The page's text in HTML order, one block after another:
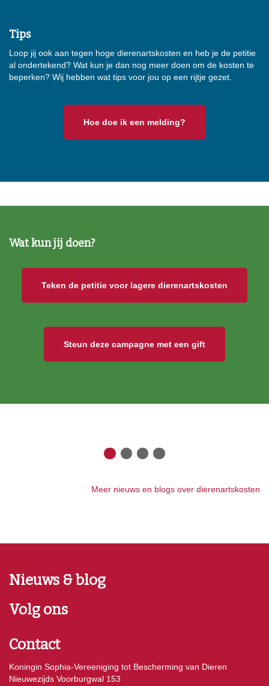
Tips
Loop jij ook aan tegen hoge dierenartskosten en heb je de petitie
al ondertekend? Wat kun je dan nog meer doen om de kosten te
beperken? Wij hebben wat tips voor jou op een rijtje gezet.
Hoe doe ik een melding?
Wat kun jij doen?
Teken de petitie voor lagere dierenartskosten
Steun deze campagne met een gift
Meer nieuws en blogs over dierenartskosten
Nieuws & blog
Volg ons
Contact
Koningin Sophia-Vereeniging tot Bescherming van Dieren
Nieuwezijds Voorburgwal 153